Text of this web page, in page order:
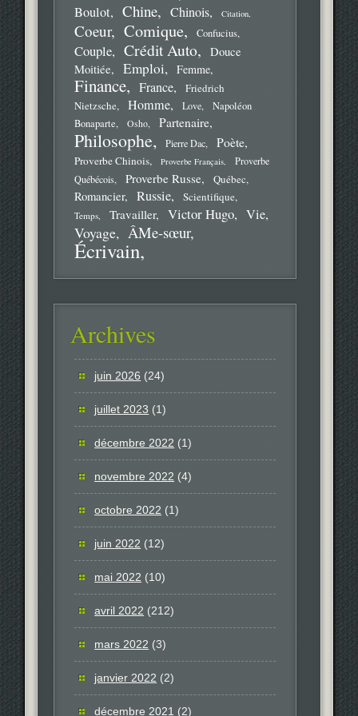
Boulot Chine Chinois Citation
Coeur Comique Confucius
Couple Crédit Auto
Douce
Moitiée
Emploi Femme
Finance France
Friedrich
Nietzsche
Homme Love
Napoléon
Bonaparte
Osho Partenaire
Philosophe Pierre Dac Poète
Proverbe Chinois Proverbe Français
Proverbe
Québécois
Proverbe Russe Québec
Romancier Russie Scientifique
Temps Travailler Victor Hugo Vie
Voyage ÂMe-sœur
Écrivain
Archives
juin 2026 (24)
juillet 2023 (1)
décembre 2022 (1)
novembre 2022 (4)
octobre 2022 (1)
juin 2022 (12)
mai 2022 (10)
avril 2022 (212)
mars 2022 (3)
janvier 2022 (2)
décembre 2021 (2)